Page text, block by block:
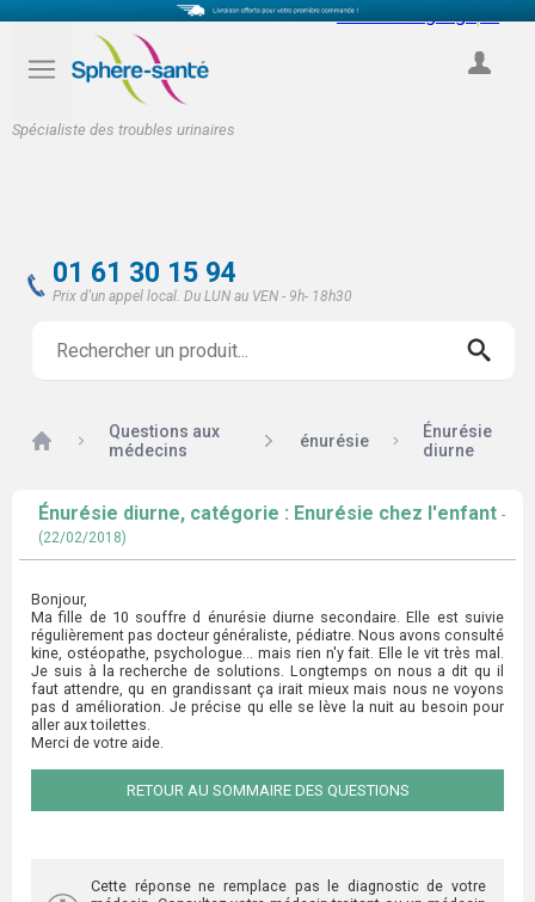
Spécialiste des troubles urinaires
Select Language
01 61 30 15 94
Prix d'un appel local. Du LUN au VEN - 9h- 18h30
Accueil
Questions aux
médecins
énurésie
Énurésie
diurne
Énurésie diurne, catégorie : Enurésie chez l'enfant -
(22/02/2018)
Bonjour,
Ma fille de 10 souffre d énurésie diurne secondaire. Elle est suivie
régulièrement pas docteur généraliste, pédiatre. Nous avons consulté
kine, ostéopathe, psychologue... mais rien n'y fait. Elle le vit très mal.
Je suis à la recherche de solutions. Longtemps on nous a dit qu il
faut attendre, qu en grandissant ça irait mieux mais nous ne voyons
pas d amélioration. Je précise qu elle se lève la nuit au besoin pour
aller aux toilettes.
Merci de votre aide.
RETOUR AU SOMMAIRE DES QUESTIONS
Cette réponse ne remplace pas le diagnostic de votre